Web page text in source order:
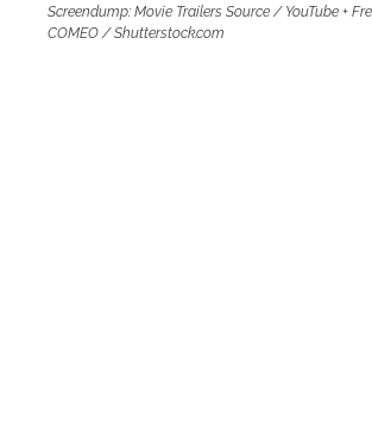
Screendump: Movie Trailers Source / YouTube +
COMEO / Shutterstock.com